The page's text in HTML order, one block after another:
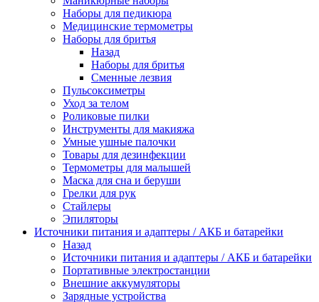
Наборы для педикюра
Медицинские термометры
Наборы для бритья
Назад
Наборы для бритья
Сменные лезвия
Пульсоксиметры
Уход за телом
Роликовые пилки
Инструменты для макияжа
Умные ушные палочки
Товары для дезинфекции
Термометры для малышей
Маска для сна и беруши
Грелки для рук
Стайлеры
Эпиляторы
Источники питания и адаптеры / АКБ и батарейки
Назад
Источники питания и адаптеры / АКБ и батарейки
Портативные электростанции
Внешние аккумуляторы
Зарядные устройства